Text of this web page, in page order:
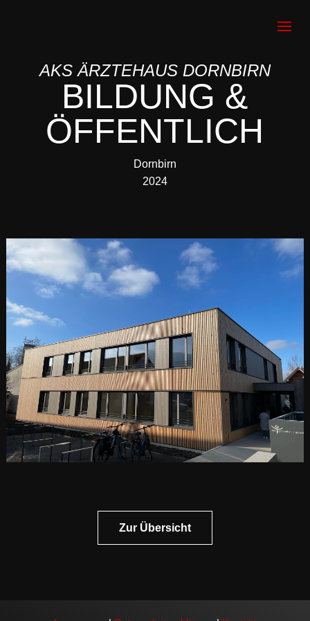
AKS ÄRZTEHAUS DORNBIRN
BILDUNG &
ÖFFENTLICH
Dornbirn
2024
Zur Übersicht